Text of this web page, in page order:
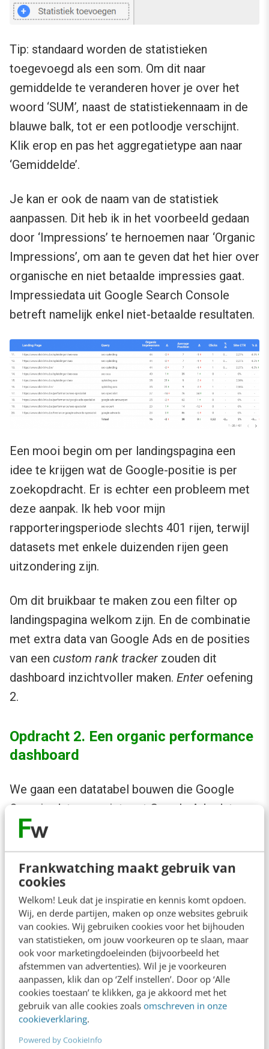
Frankwatching maakt gebruik van
cookies
Welkom! Leuk dat je inspiratie en kennis komt opdoen.
Wij, en derde partijen, maken op onze websites gebruik
van cookies. Wij gebruiken cookies voor het bijhouden
van statistieken, om jouw voorkeuren op te slaan, maar
ook voor marketingdoeleinden (bijvoorbeeld het
afstemmen van advertenties). Wil je je voorkeuren
aanpassen, klik dan op ‘Zelf instellen’. Door op ‘Alle
cookies toestaan’ te klikken, ga je akkoord met het
gebruik van alle cookies zoals omschreven in onze
cookieverklaring.
Powered by CookieInfo
Tip: standaard worden de statistieken
toegevoegd als een som. Om dit naar
gemiddelde te veranderen hover je over het
woord ‘SUM’, naast de statistiekennaam in de
blauwe balk, tot er een potloodje verschijnt.
Klik erop en pas het aggregatietype aan naar
‘Gemiddelde’.
Je kan er ook de naam van de statistiek
aanpassen. Dit heb ik in het voorbeeld gedaan
door ‘Impressions’ te hernoemen naar ‘Organic
Impressions’, om aan te geven dat het hier over
organische en niet betaalde impressies gaat.
Impressiedata uit Google Search Console
betreft namelijk enkel niet-betaalde resultaten.
Een mooi begin om per landingspagina een
idee te krijgen wat de Google-positie is per
zoekopdracht. Er is echter een probleem met
deze aanpak. Ik heb voor mijn
rapporteringsperiode slechts 401 rijen, terwijl
datasets met enkele duizenden rijen geen
uitzondering zijn.
Om dit bruikbaar te maken zou een filter op
landingspagina welkom zijn. En de combinatie
met extra data van Google Ads en de posities
van een custom rank tracker zouden dit
dashboard inzichtvoller maken. Enter oefening
2.
Opdracht 2. Een organic performance
dashboard
We gaan een datatabel bouwen die Google
Organic-data verenigt met Google Ads-data en
rankingdata die is binnengehaald in een Google
Stap 1. Creëer Google Sheet voor je
rankings
Open hier de (vrij toegankelijke) Google Sheet
Maak een kopie voor eigen gebruik.
In de voorbeeldfile zie je drie tabs:
Tab: ranking – serps. Hierin upload je via
Google Scripts dag na dag alle rankings